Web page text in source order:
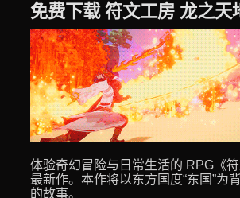
免费下载 符文工房 龙之天
体验奇幻冒险与日常生活的 RPG《
最新作。本作将以东方国度“东国”为
的故事。